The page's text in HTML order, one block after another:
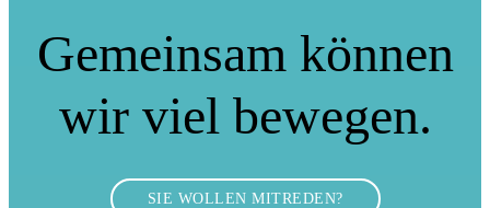
Gemeinsam können
wir viel bewegen.
SIE WOLLEN MITREDEN?